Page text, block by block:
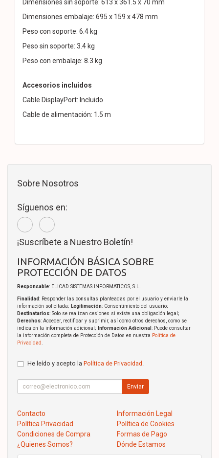
Dimensiones sin soporte: 613 x 361.5 x 70 mm
Dimensiones embalaje: 695 x 159 x 478 mm
Peso con soporte: 6.4 kg
Peso sin soporte: 3.4 kg
Peso con embalaje: 8.3 kg
Accesorios incluidos
Cable DisplayPort: Incluido
Cable de alimentación: 1.5 m
Sobre Nosotros
Síguenos en:
¡Suscríbete a Nuestro Boletín!
INFORMACIÓN BÁSICA SOBRE
PROTECCIÓN DE DATOS
Responsable: ELICAD SISTEMAS INFORMATICOS, S.L.
Finalidad: Responder las consultas planteadas por el usuario y enviarle la
información solicitada; Legitimación: Consentimiento del usuario;
Destinatarios: Solo se realizan cesiones si existe una obligación legal;
Derechos: Acceder, rectificar y suprimir, así como otros derechos, como se
indica en la información adicional;
Información Adicional : Puede consultar
la información completa de Protección de Datos en nuestra Política de
Privacidad
He leído y acepto la Política de Privacidad
Enviar
Contacto
Información Legal
Política Privacidad
Política de Cookies
Condiciones de Compra
Formas de Pago
¿Quienes Somos?
Dónde Estamos